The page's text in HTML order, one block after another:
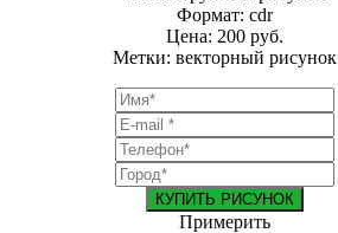
Формат: cdr
Цена: 200 руб.
Метки: векторный рисунок
КУПИТЬ РИСУНОК
Примерить